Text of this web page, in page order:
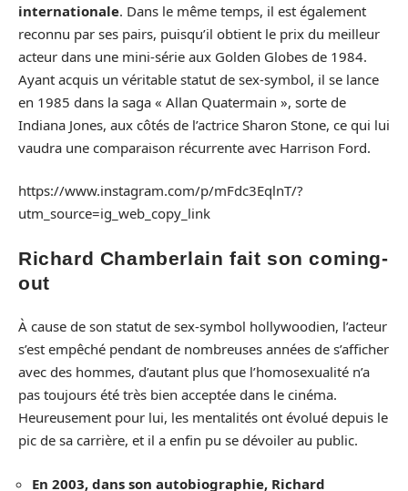
internationale. Dans le même temps, il est également
reconnu par ses pairs, puisqu’il obtient le prix du meilleur
acteur dans une mini-série aux Golden Globes de 1984.
Ayant acquis un véritable statut de sex-symbol, il se lance
en 1985 dans la saga « Allan Quatermain », sorte de
Indiana Jones, aux côtés de l’actrice Sharon Stone, ce qui lui
vaudra une comparaison récurrente avec Harrison Ford.
https://www.instagram.com/p/mFdc3EqlnT/?
utm_source=ig_web_copy_link
Richard Chamberlain fait son coming-
out
À cause de son statut de sex-symbol hollywoodien, l’acteur
s’est empêché pendant de nombreuses années de s’afficher
avec des hommes, d’autant plus que l’homosexualité n’a
pas toujours été très bien acceptée dans le cinéma.
Heureusement pour lui, les mentalités ont évolué depuis le
pic de sa carrière, et il a enfin pu se dévoiler au public.
En 2003, dans son autobiographie, Richard